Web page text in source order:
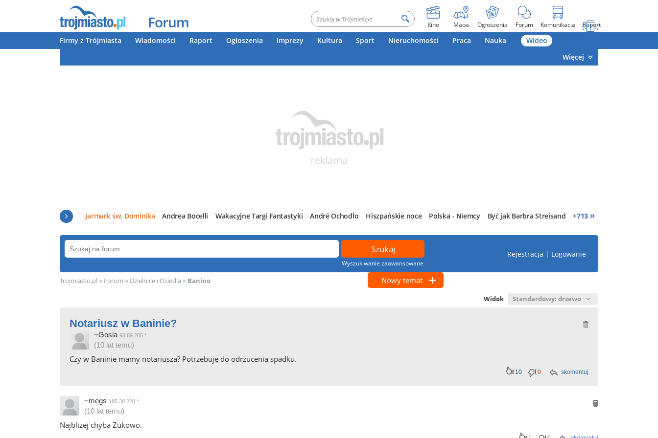
Forum Kino Mapa Ogłoszenia Forum Komunikacja Raport
Firmy z Trójmiasta Wiadomości Raport Ogłoszenia Imprezy Kultura Sport Nieruchomości Praca Nauka
Wideo
Więcej
Jarmark św. Dominika Andrea Bocelli Wakacyjne Targi Fantastyki André Ochodlo Hiszpańskie noce Polska - Niemcy Być jak Barbra Streisand +713 »
Wyszukiwanie zaawansowane
Rejestracja | Logowanie
Trojmiasto.pl » Forum » Dzielnice i Osiedla » Banino Nowy temat
Widok
Notariusz w Baninie?
~Gosia 93.89.205.*
(10 lat temu)
Czy w Baninie mamy notariusza? Potrzebuję do odrzucenia spadku.
skomentuj
10 0
~megs 185.38.220.*
(10 lat temu)
Najblizej chyba Zukowo.